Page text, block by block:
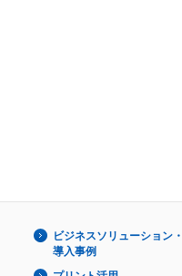
ビジネスソリューション・
導入事例